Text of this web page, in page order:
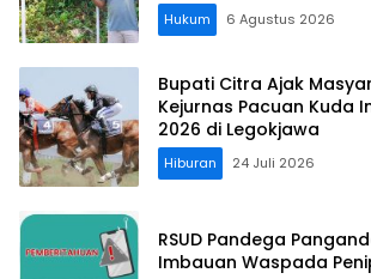
Hukum 6 Agustus 2026
Bupati Citra Ajak
Kejurnas Pacuan Kuda
2026 di Legokjawa
Hiburan 24 Juli 2026
RSUD Pandega
Imbauan Waspada